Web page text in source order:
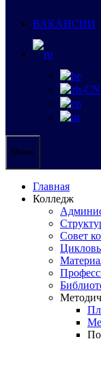
ВАКАНСИИ
Меню
Главная
Колледж
Совет